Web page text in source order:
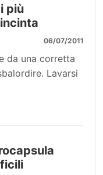
più
06/07/2011
da una corretta
Lavarsi